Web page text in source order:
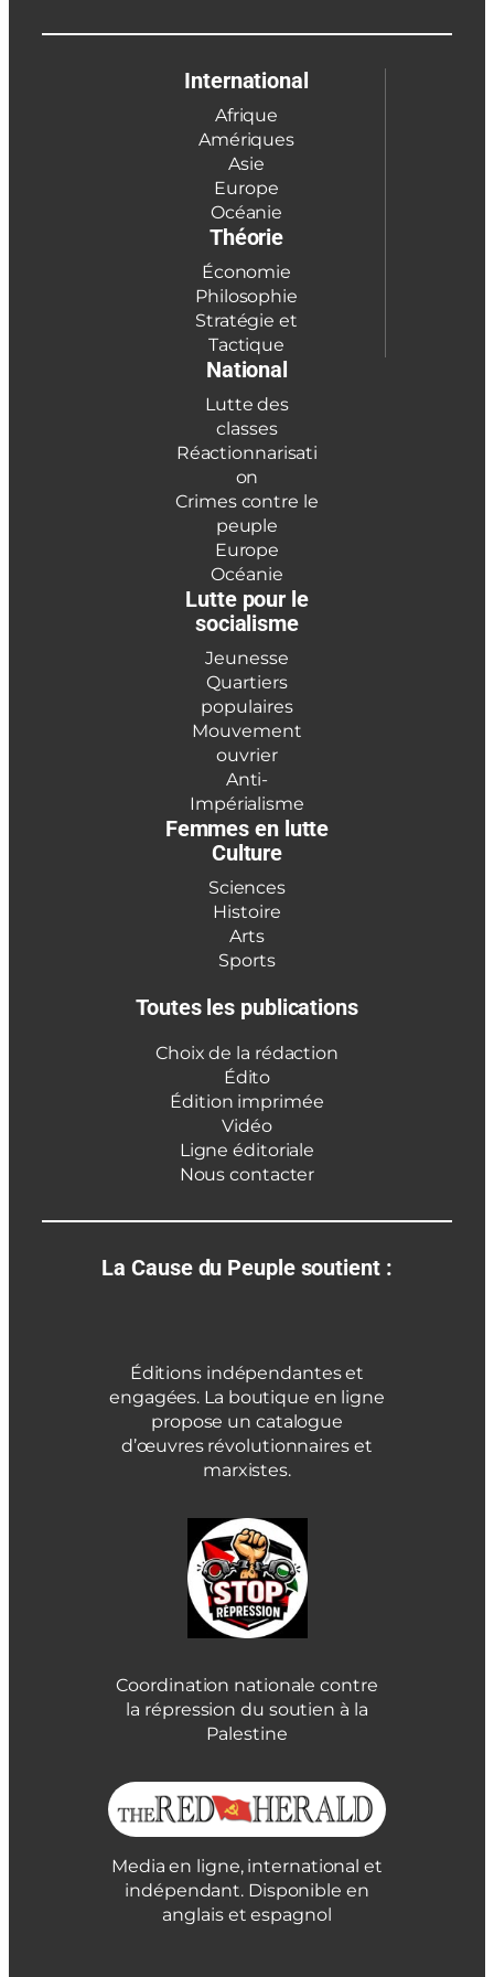
International
Afrique
Amériques
Asie
Europe
Océanie
Théorie
Économie
Philosophie
Stratégie et
Tactique
National
Lutte des
classes
Réactionnarisati
on
Crimes contre le
peuple
Europe
Océanie
Lutte pour le
socialisme
Jeunesse
Quartiers
populaires
Mouvement
ouvrier
Anti-
Impérialisme
Femmes en lutte
Culture
Sciences
Histoire
Arts
Sports
Toutes les publications
Choix de la rédaction
Édito
Édition imprimée
Vidéo
Ligne éditoriale
Nous contacter
La Cause du Peuple soutient :
Éditions indépendantes et
engagées. La boutique en ligne
propose un catalogue
d’œuvres révolutionnaires et
marxistes.
Coordination nationale contre
la répression du soutien à la
Palestine
Media en ligne, international et
indépendant. Disponible en
anglais et espagnol